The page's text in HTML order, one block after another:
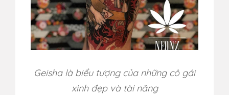
Geisha là biểu tượng của những cô gái
xinh đẹp và tài năng